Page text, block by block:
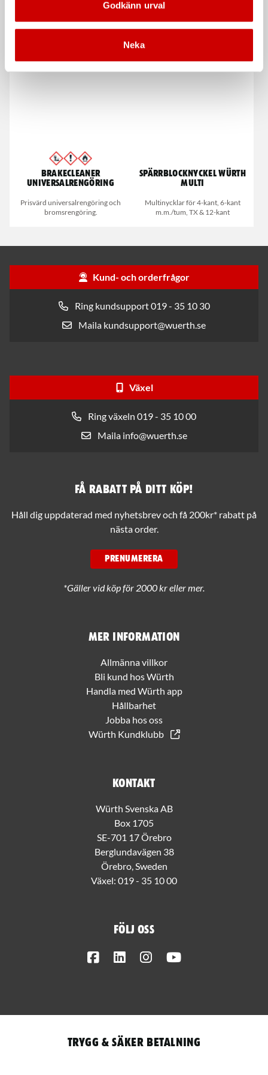
Godkänn urval
Neka
Nitrilhandskar för engångsbruk
88% återvunnet material
Brakecleaner
universalrengöring
Prisvärd universalrengöring och
bromsrengöring.
Spärrblocknyckel Würth
Multi
Multinycklar för 4-kant, 6-kant
m.m./tum, TX & 12-kant
Kund- och orderfrågor
Ring kundsupport 019 - 35 10 30
Maila kundsupport@wuerth.se
Växel
Ring växeln 019 - 35 10 00
Maila info@wuerth.se
Mer information
Allmänna villkor
Bli kund hos Würth
Handla med Würth app
Hållbarhet
Jobba hos oss
Würth Kundklubb
Kontakt
Würth Svenska AB
Box 1705
SE-701 17 Örebro
Berglundavägen 38
Örebro, Sweden
Växel: 019 - 35 10 00
Följ oss
FacebookLinkedInInstagram
Få rabatt på ditt köp!
Håll dig uppdaterad med nyhetsbrev och få 200kr* rabatt på
nästa order.
PRENUMERERA
*Gäller vid köp för 2000 kr eller mer.
Trygg & säker betalning